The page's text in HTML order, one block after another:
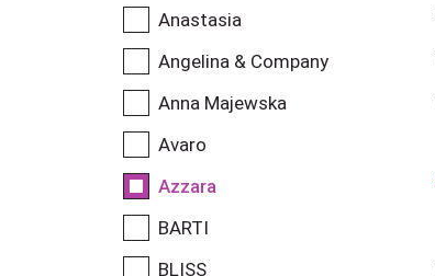
Anastasia
Angelina & Company
Anna Majewska
Avaro
Azzara
BARTI
BLISS